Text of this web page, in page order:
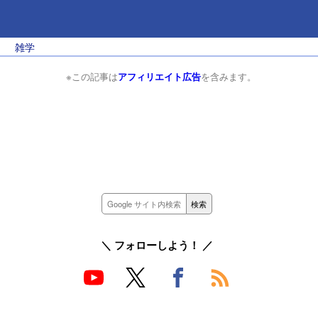
雑学
※この記事はアフィリエイト広告を含みます。
＼ フォローしよう！ ／